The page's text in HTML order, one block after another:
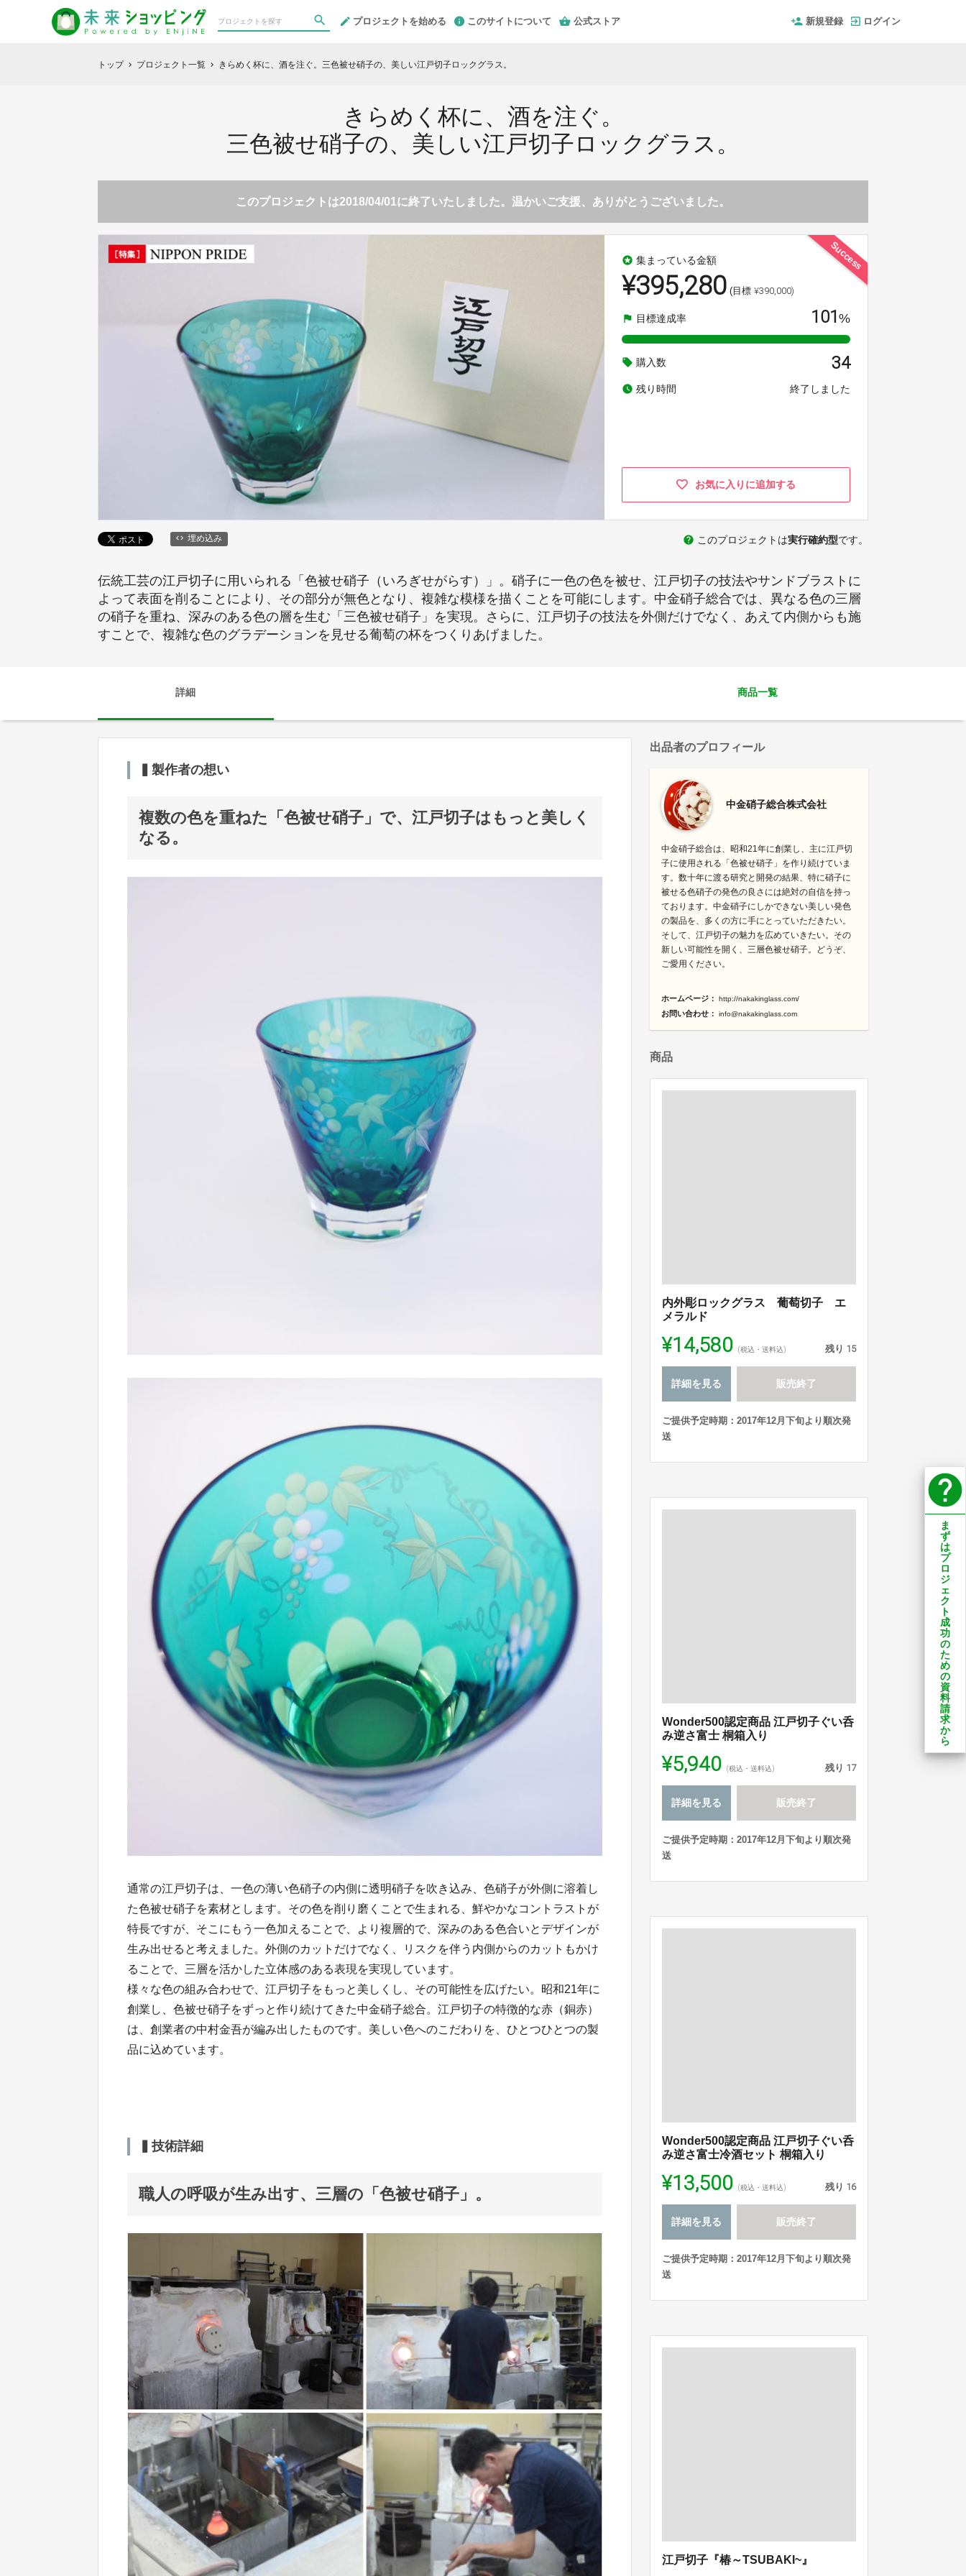
プロジェクトを始める このサイトについて 公式ストア 新規登録 ログイン
トップ chevron_right プロジェクト一覧 chevron_right きらめく杯に、酒を注ぐ。三色被せ硝子の、美しい江戸切子ロックグラス。
きらめく杯に、酒を注ぐ。
三色被せ硝子の、美しい江戸切子ロックグラス。
このプロジェクトは2018/04/01に終了いたしました。温かいご支援、ありがとうございました。
Success
stars 集まっている金額
¥395,280 (目標 ¥390,000)
flag 目標達成率 101%
local_offer 購入数 34
watch_later 残り時間 終了しました
お気に入りに追加する
埋め込み help このプロジェクトは実行確約型です。
伝統工芸の江戸切子に用いられる「色被せ硝子（いろぎせがらす）」。硝子に一色の色を被せ、江戸切子の技法やサンドブラストに
よって表面を削ることにより、その部分が無色となり、複雑な模様を描くことを可能にします。中金硝子総合では、異なる色の三層
の硝子を重ね、深みのある色の層を生む「三色被せ硝子」を実現。さらに、江戸切子の技法を外側だけでなく、あえて内側からも施
すことで、複雑な色のグラデーションを見せる葡萄の杯をつくりあげました。
詳細 商品一覧
▍製作者の想い
複数の色を重ねた「色被せ硝子」で、江戸切子はもっと美しく
なる。
通常の江戸切子は、一色の薄い色硝子の内側に透明硝子を吹き込み、色硝子が外側に溶着し
た色被せ硝子を素材とします。その色を削り磨くことで生まれる、鮮やかなコントラストが
特長ですが、そこにもう一色加えることで、より複層的で、深みのある色合いとデザインが
生み出せると考えました。外側のカットだけでなく、リスクを伴う内側からのカットもかけ
ることで、三層を活かした立体感のある表現を実現しています。
様々な色の組み合わせで、江戸切子をもっと美しくし、その可能性を広げたい。昭和21年に
創業し、色被せ硝子をずっと作り続けてきた中金硝子総合。江戸切子の特徴的な赤（銅赤）
は、創業者の中村金吾が編み出したものです。美しい色へのこだわりを、ひとつひとつの製
品に込めています。
▍技術詳細
職人の呼吸が生み出す、三層の「色被せ硝子」。
出品者のプロフィール
中金硝子総合株式会社
中金硝子総合は、昭和21年に創業し、主に江戸切
子に使用される「色被せ硝子」を作り続けていま
す。数十年に渡る研究と開発の結果、特に硝子に
被せる色硝子の発色の良さには絶対の自信を持っ
ております。中金硝子にしかできない美しい発色
の製品を、多くの方に手にとっていただきたい。
そして、江戸切子の魅力を広めていきたい。その
新しい可能性を開く、三層色被せ硝子。どうぞ、
ご愛用ください。
ホームページ： http://nakakinglass.com/
お問い合わせ： info@nakakinglass.com
商品
内外彫ロックグラス 葡萄切子 エ
メラルド
¥14,580 (税込・送料込) 残り 15
詳細を見る 販売終了
ご提供予定時期：2017年12月下旬より順次発
送
Wonder500認定商品 江戸切子ぐい呑
み逆さ富士 桐箱入り
¥5,940 (税込・送料込) 残り 17
詳細を見る 販売終了
ご提供予定時期：2017年12月下旬より順次発
送
Wonder500認定商品 江戸切子ぐい呑
み逆さ富士冷酒セット 桐箱入り
¥13,500 (税込・送料込) 残り 16
詳細を見る 販売終了
ご提供予定時期：2017年12月下旬より順次発
送
江戸切子『椿～TSUBAKI~』
help
ま
ず
は
プ
ロ
ジ
ェ
ク
ト
成
功
の
た
め
の
資
料
請
求
か
ら